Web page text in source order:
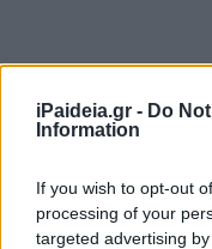
iPaideia.gr - Do
Information
If you wish to opt-out
processing of your
targeted advertising